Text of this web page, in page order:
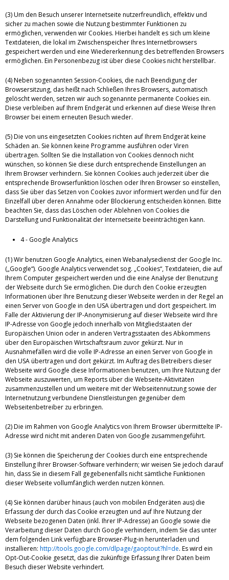
(3) Um den Besuch unserer Internetseite nutzerfreundlich, effektiv und
sicher zu machen sowie die Nutzung bestimmter Funktionen zu
ermöglichen, verwenden wir Cookies. Hierbei handelt es sich um kleine
Textdateien, die lokal im Zwischenspeicher Ihres Internetbrowsers
gespeichert werden und eine Wiedererkennung des betreffenden Browsers
ermöglichen. Ein Personenbezug ist über diese Cookies nicht herstellbar.
(4) Neben sogenannten Session-Cookies, die nach Beendigung der
Browsersitzung, das heißt nach Schließen Ihres Browsers, automatisch
gelöscht werden, setzen wir auch sogenannte permanente Cookies ein.
Diese verbleiben auf Ihrem Endgerät und erkennen auf diese Weise Ihren
Browser bei einem erneuten Besuch wieder.
(5) Die von uns eingesetzten Cookies richten auf Ihrem Endgerät keine
Schäden an. Sie können keine Programme ausführen oder Viren
übertragen. Sollten Sie die Installation von Cookies dennoch nicht
wünschen, so können Sie diese durch entsprechende Einstellungen an
Ihrem Browser verhindern. Sie können Cookies auch jederzeit über die
entsprechende Browserfunktion löschen oder Ihren Browser so einstellen,
dass Sie über das Setzen von Cookies zuvor informiert werden und für den
Einzelfall über deren Annahme oder Blockierung entscheiden können. Bitte
beachten Sie, dass das Löschen oder Ablehnen von Cookies die
Darstellung und Funktionalität der Internetseite beeinträchtigen kann.
4 - Google Analytics
(1) Wir benutzen Google Analytics, einen Webanalysedienst der Google Inc.
(„Google“). Google Analytics verwendet sog. „Cookies“, Textdateien, die auf
Ihrem Computer gespeichert werden und die eine Analyse der Benutzung
der Webseite durch Sie ermöglichen. Die durch den Cookie erzeugten
Informationen über Ihre Benutzung dieser Webseite werden in der Regel an
einen Server von Google in den USA übertragen und dort gespeichert. Im
Falle der Aktivierung der IP-Anonymisierung auf dieser Webseite wird Ihre
IP-Adresse von Google jedoch innerhalb von Mitgliedstaaten der
Europäischen Union oder in anderen Vertragsstaaten des Abkommens
über den Europäischen Wirtschaftsraum zuvor gekürzt. Nur in
Ausnahmefällen wird die volle IP-Adresse an einen Server von Google in
den USA übertragen und dort gekürzt. Im Auftrag des Betreibers dieser
Webseite wird Google diese Informationen benutzen, um Ihre Nutzung der
Webseite auszuwerten, um Reports über die Webseite-Aktivitäten
zusammenzustellen und um weitere mit der Webseitennutzung sowie der
Internetnutzung verbundene Dienstleistungen gegenüber dem
Webseitenbetreiber zu erbringen.
(2) Die im Rahmen von Google Analytics von Ihrem Browser übermittelte IP-
Adresse wird nicht mit anderen Daten von Google zusammengeführt.
(3) Sie können die Speicherung der Cookies durch eine entsprechende
Einstellung Ihrer Browser-Software verhindern; wir weisen Sie jedoch darauf
hin, dass Sie in diesem Fall gegebenenfalls nicht sämtliche Funktionen
dieser Webseite vollumfänglich werden nutzen können.
(4) Sie können darüber hinaus (auch von mobilen Endgeräten aus) die
Erfassung der durch das Cookie erzeugten und auf Ihre Nutzung der
Webseite bezogenen Daten (inkl. Ihrer IP-Adresse) an Google sowie die
Verarbeitung dieser Daten durch Google verhindern, indem Sie das unter
dem folgenden Link verfügbare Browser-Plug-in herunterladen und
installieren: http://tools.google.com/dlpage/gaoptout?hl=de. Es wird ein
Opt-Out-Cookie gesetzt, das die zukünftige Erfassung Ihrer Daten beim
Besuch dieser Website verhindert.